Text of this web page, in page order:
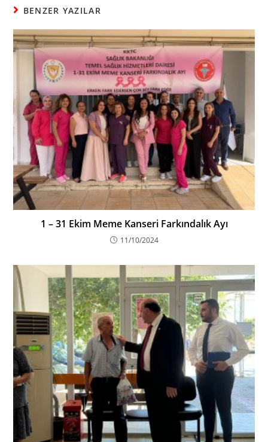
BENZER YAZILAR
1 – 31 Ekim Meme Kanseri Farkındalık Ayı
11/10/2024